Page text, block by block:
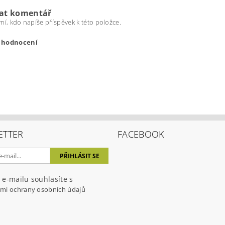
komentář
kdo napíše příspěvek k této položce.
e-mailu souhlasíte s
ochrany osobních údajů
FACEBOOK